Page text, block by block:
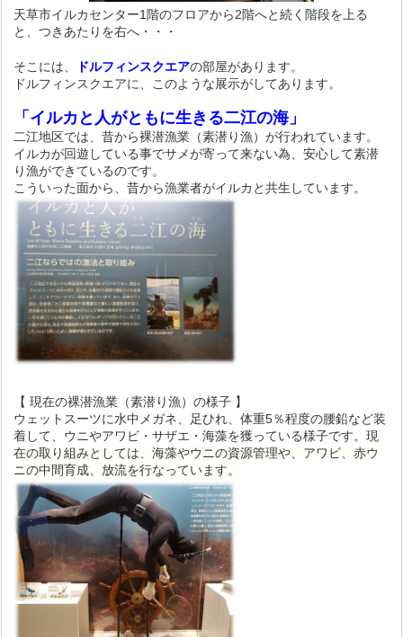
天草市イルカセンター1階のフロアから2階へと続く階段を上る
と、つきあたりを右へ・・・
そこには、 ドルフィンスクエアの部屋があります。
ドルフィンスクエアに、このような展示がしてあります。
「イルカと人がともに生きる二江の海」
二江地区では、昔から裸潜漁業（素潜り漁）が行われています。
イルカが回遊している事でサメが寄って来ない為、安心して素潜
り漁ができているのです。
こういった面から、昔から漁業者がイルカと共生しています。
【 現在の裸潜漁業（素潜り漁）の様子 】
ウェットスーツに水中メガネ、足ひれ、体重5％程度の腰鉛など装
着して、ウニやアワビ・サザエ・海藻を獲っている様子です。現
在の取り組みとしては、海藻やウニの資源管理や、アワビ、赤ウ
ニの中間育成、放流を行なっています。